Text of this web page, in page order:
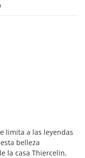
limita a las leyendas
belleza
la casa Thiercelin,